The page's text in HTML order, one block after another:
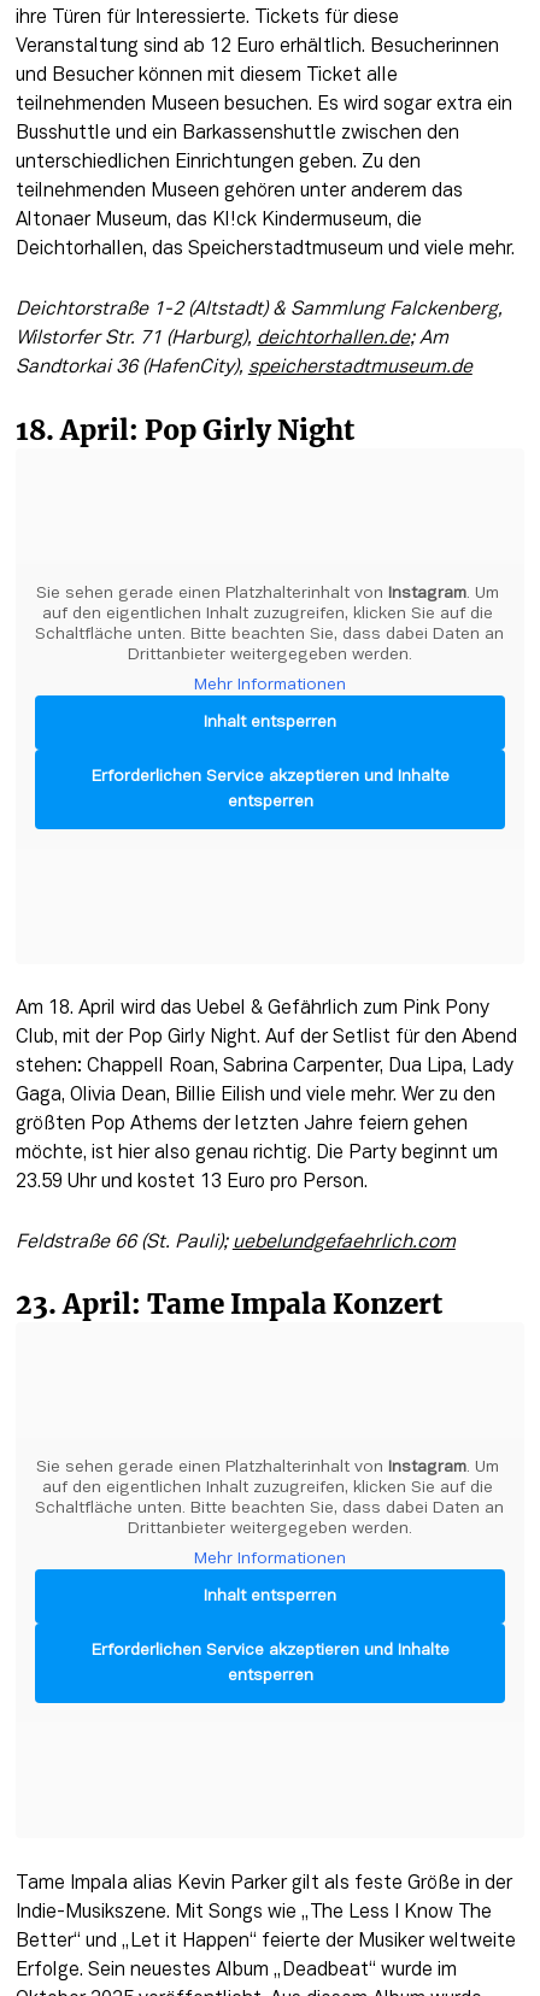
ihre Türen für Interessierte. Tickets für diese
Veranstaltung sind ab 12 Euro erhältlich. Besucherinnen
und Besucher können mit diesem Ticket alle
teilnehmenden Museen besuchen. Es wird sogar extra ein
Busshuttle und ein Barkassenshuttle zwischen den
unterschiedlichen Einrichtungen geben. Zu den
teilnehmenden Museen gehören unter anderem das
Altonaer Museum, das Kl!ck Kindermuseum, die
Deichtorhallen, das Speicherstadtmuseum und viele mehr.
Deichtorstraße 1-2 (Altstadt) & Sammlung Falckenberg,
Wilstorfer Str. 71 (Harburg), deichtorhallen.de; Am
Sandtorkai 36 (HafenCity), speicherstadtmuseum.de
18. April: Pop Girly Night
Sie sehen gerade einen Platzhalterinhalt von Instagram. Um
auf den eigentlichen Inhalt zuzugreifen, klicken Sie auf die
Schaltfläche unten. Bitte beachten Sie, dass dabei Daten an
Drittanbieter weitergegeben werden.
Mehr Informationen
Inhalt entsperren
Erforderlichen Service akzeptieren und Inhalte
entsperren
Am 18. April wird das Uebel & Gefährlich zum Pink Pony
Club, mit der Pop Girly Night. Auf der Setlist für den Abend
stehen: Chappell Roan, Sabrina Carpenter, Dua Lipa, Lady
Gaga, Olivia Dean, Billie Eilish und viele mehr. Wer zu den
größten Pop Athems der letzten Jahre feiern gehen
möchte, ist hier also genau richtig. Die Party beginnt um
23.59 Uhr und kostet 13 Euro pro Person.
Feldstraße 66 (St. Pauli); uebelundgefaehrlich.com
23. April: Tame Impala Konzert
Sie sehen gerade einen Platzhalterinhalt von Instagram. Um
auf den eigentlichen Inhalt zuzugreifen, klicken Sie auf die
Schaltfläche unten. Bitte beachten Sie, dass dabei Daten an
Drittanbieter weitergegeben werden.
Mehr Informationen
Inhalt entsperren
Erforderlichen Service akzeptieren und Inhalte
entsperren
Tame Impala alias Kevin Parker gilt als feste Größe in der
Indie-Musikszene. Mit Songs wie „The Less I Know The
Better“ und „Let it Happen“ feierte der Musiker weltweite
Erfolge. Sein neuestes Album „Deadbeat“ wurde im